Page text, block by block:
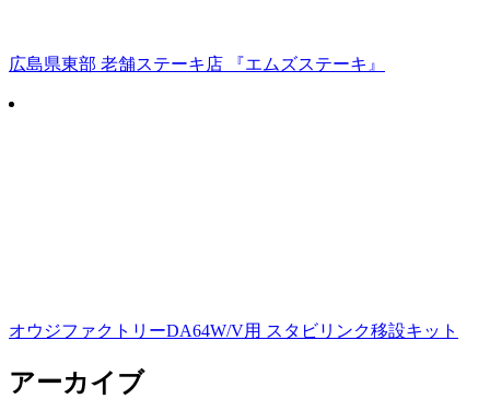
広島県東部 老舗ステーキ店 『エムズステーキ』
オウジファクトリーDA64W/V用 スタビリンク移設キット
アーカイブ